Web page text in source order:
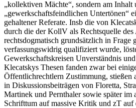
„kollektiven Mächte“, sondern am Inhalt
„gewerkschaftsfeindlichen Untertönen“
gehaltener Referate. Insb die von
durch die der KollV als Rechtsquelle des
rechtsdogmatisch grundsätzlich in Frage
verfassungswidrig qualifiziert wurde,
Gewerkschaftskreisen Unverständnis
Klecatskys Thesen fanden zwar bei
Öffentlichrechtlern Zustimmung, stießen
in Diskussionsbeiträgen von Floretta,
Martinek und Pernthalersowie später im
Schrifttum auf massive Kritik und zT auf